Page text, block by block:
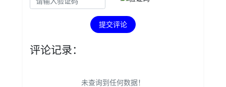
提交评论
评论记录：
未查询到任何数据！